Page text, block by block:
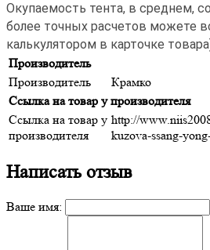
Окупаемость тента, в среднем,
более точных расчетов можете
калькулятором в карточке
Производитель
Производитель
Крамко
Ссылка на товар у производителя
Ссылка на товар у
производителя
http://
kuzova-ssang-
Написать отзыв
Ваше имя: